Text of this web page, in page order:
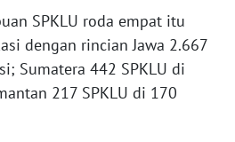
SPKLU roda empat itu
dengan rincian Jawa 2.667
Sumatera 442 SPKLU di
217 SPKLU di 170